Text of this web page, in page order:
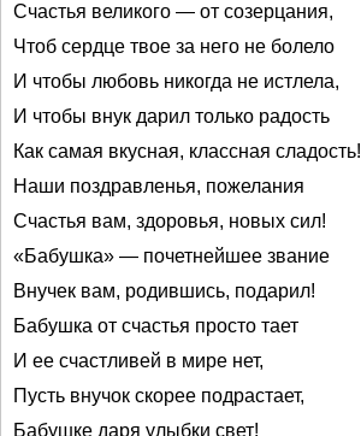
Счастья великого — от созерцания,
Чтоб сердце твое за него не болело
И чтобы любовь никогда не истлела,
И чтобы внук дарил только радость
Как самая вкусная, классная сладость!
Наши поздравленья, пожелания
Счастья вам, здоровья, новых сил!
«Бабушка» — почетнейшее звание
Внучек вам, родившись, подарил!
Бабушка от счастья просто тает
И ее счастливей в мире нет,
Пусть внучок скорее подрастает,
Бабушке даря улыбки свет!